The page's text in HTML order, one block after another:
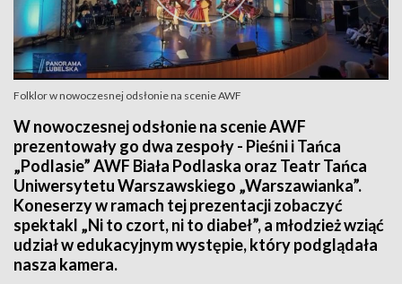
Folklor w nowoczesnej odsłonie na scenie AWF
W nowoczesnej odsłonie na scenie AWF
prezentowały go dwa zespoły - Pieśni i Tańca
„Podlasie” AWF Biała Podlaska oraz Teatr Tańca
Uniwersytetu Warszawskiego „Warszawianka”.
Koneserzy w ramach tej prezentacji zobaczyć
spektakl „Ni to czort, ni to diabeł”, a młodzież wziąć
udział w edukacyjnym występie, który podglądała
nasza kamera.